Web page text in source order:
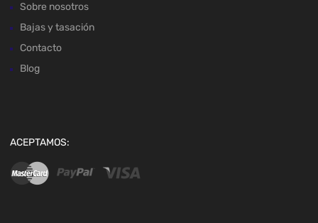
Sobre nosotros
Bajas y tasación
Contacto
Blog
ACEPTAMOS: